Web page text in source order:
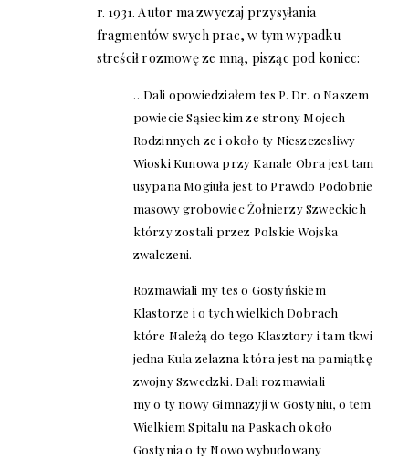
r. 1931. Autor ma zwyczaj przysyłania
fragmentów swych prac, w tym wypadku
streścił rozmowę ze mną, pisząc pod koniec:
…Dali opowiedziałem tes P. Dr. o Naszem
powiecie Sąsieckim ze strony Mojech
Rodzinnych ze i około ty Nieszczesliwy
Wioski Kunowa przy Kanale Obra jest tam
usypana Mogiuła jest to Prawdo Podobnie
masowy grobowiec Żołnierzy Szweckich
którzy zostali przez Polskie Wojska
zwalczeni.
Rozmawiali my tes o Gostyńskiem
Klastorze i o tych wielkich Dobrach
które Należą do tego Klasztory i tam tkwi
jedna Kula zelazna która jest na pamiątkę
zwojny Szwedzki. Dali rozmawiali
my o ty nowy Gimnazyji w Gostyniu, o tem
Wielkiem Spitalu na Paskach około
Gostynia o ty Nowo wybudowany